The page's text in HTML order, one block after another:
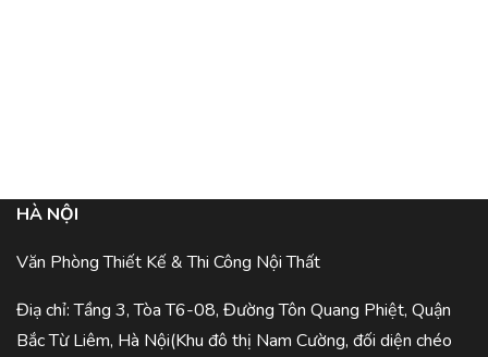
HÀ NỘI
Văn Phòng Thiết Kế & Thi Công Nội Thất
Điạ chỉ: Tầng 3, Tòa T6-08, Đường Tôn Quang Phiệt, Quận
Bắc Từ Liêm, Hà Nội(Khu đô thị Nam Cường, đối diện chéo